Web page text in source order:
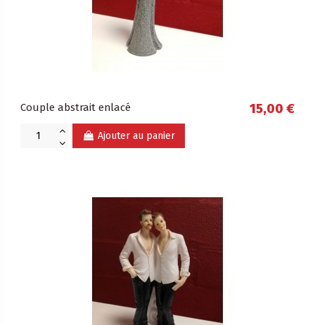
Couple abstrait enlacé 15,00 €
Ajouter au panier